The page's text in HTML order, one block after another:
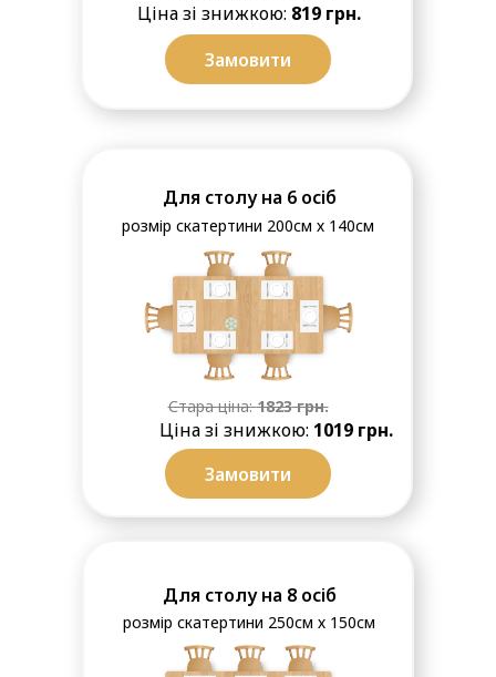
Замовити
розмір скатертини 200см х 140см
розмір скатертини 250см х 150см
Замовити
Стара ціна:1823грн.
Ціна зі знижкою: 819 грн.
Ціна зі знижкою: 1019 грн.
Для столу на 6 осіб
Для столу на 8 осіб